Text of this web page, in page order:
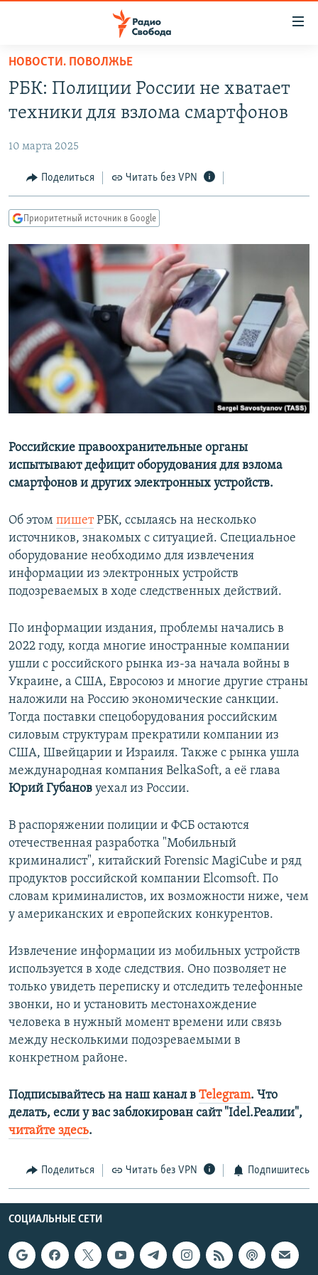
упрощенного
доступа
основному
Вернутся
главной
навигации
Вернутся
поиску
ЦИТАТЫ СВОБОДЫ
МНЕНИЯ
IDEL.РЕАЛИИ
КАВКАЗ.РЕАЛИИ
СЕВЕР.РЕАЛИИ
СИБИРЬ.РЕАЛИИ
РАСПИСАНИЕ ВЕЩАНИЯ
ПОДПИШИТЕСЬ НА РАССЫЛКУ
СОЦИАЛЬНЫЕ СЕТИ
Все сайты РСЕ/РС
НОВОСТИ. ПОВОЛЖЬЕ
РБК: Полиции России не хватает
техники для взлома смартфонов
10 марта 2025
Поделиться Читать без VPN
Приоритетный источник в Google
Российские правоохранительные органы
испытывают дефицит оборудования для взлома
смартфонов и других электронных устройств.
Об этом пишетРБК, ссылаясь на несколько
источников, знакомых с ситуацией. Специальное
оборудование необходимо для извлечения
информации из электронных устройств
подозреваемых в ходе следственных действий.
По информации издания, проблемы начались в
2022 году, когда многие иностранные компании
ушли с российского рынка из-за начала войны в
Украине, а США, Евросоюз и многие другие страны
наложили на Россию экономические санкции.
Тогда поставки спецоборудования российским
силовым структурам прекратили компании из
США, Швейцарии и Израиля. Также с рынка ушла
международная компания BelkaSoft, а её глава
Юрий Губанов уехал из России.
В распоряжении полиции и ФСБ остаются
отечественная разработка "Мобильный
криминалист", китайский Forensic MagiCube и ряд
продуктов российской компании Elcomsoft. По
словам криминалистов, их возможности ниже, чем
у американских и европейских конкурентов.
Извлечение информации из мобильных устройств
используется в ходе следствия. Оно позволяет не
только увидеть переписку и отследить телефонные
звонки, но и установить местонахождение
человека в нужный момент времени или связь
между несколькими подозреваемыми в
конкретном районе.
Подписывайтесь на наш канал в Telegram. Что
делать, если у вас заблокирован сайт "Idel.Реалии",
читайте здесь.
Поделиться Читать без VPN Подпишитесь
СОЦИАЛЬНЫЕ СЕТИ